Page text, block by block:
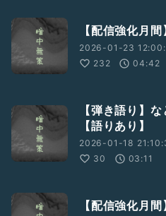
【配信強化月
2026-01-23
232
04:42
【弾き語り】
【語りあり】
2026-01-18
30
03:11
【配信強化月